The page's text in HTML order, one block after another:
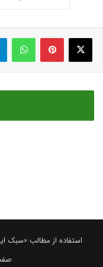
استفاده از مطالب «سبک